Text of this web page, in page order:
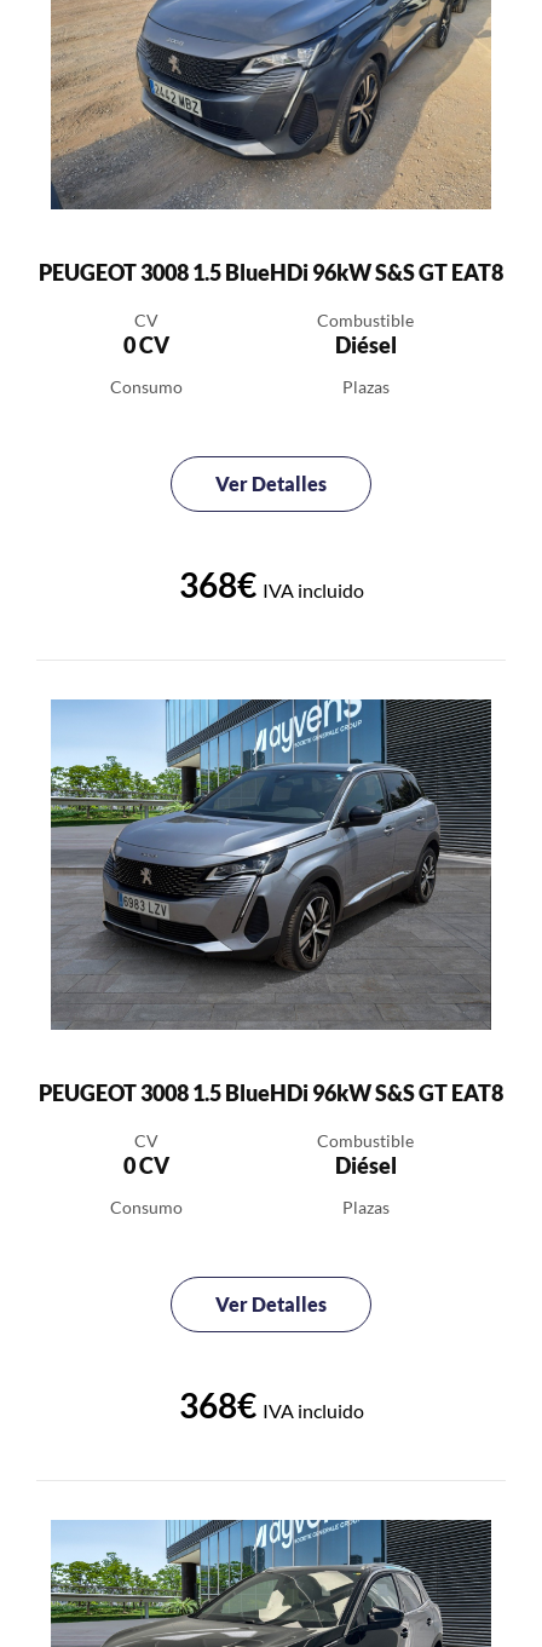
PEUGEOT 3008 1.5 BlueHDi 96kW S&S GT EAT8
CV
0 CV
Combustible
Diésel
Consumo Plazas
Ver Detalles
368€ IVA incluido
PEUGEOT 3008 1.5 BlueHDi 96kW S&S GT EAT8
CV
0 CV
Combustible
Diésel
Consumo Plazas
Ver Detalles
368€ IVA incluido